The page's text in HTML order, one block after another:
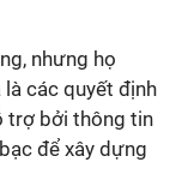
nhưng họ
các quyết định
trợ bởi thông tin
để xây dựng